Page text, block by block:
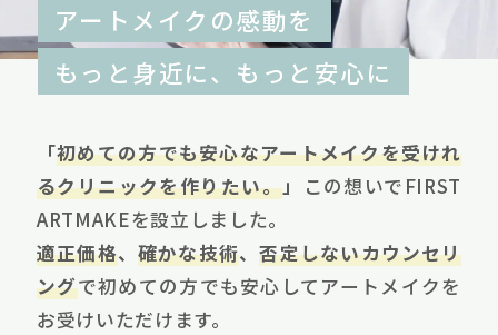
アートメイクの感動を
もっと身近に、もっと安心に
「初めての方でも安心なアートメイクを受けれ
るクリニックを作りたい。」
この想いでFIRST
ARTMAKEを設立しました。
適正価格、 確かな技術、否定しないカウンセリ
ングで初めての方でも安心してアートメイクを
お受けいただけます。